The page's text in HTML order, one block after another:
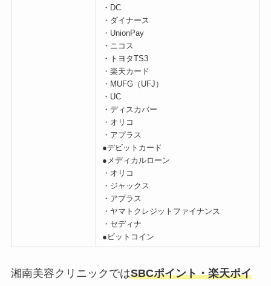
・DC
・ダイナース
・UnionPay
・ニコス
・トヨタTS3
・楽天カード
・MUFG（UFJ）
・UC
・ディスカバー
・オリコ
・アプラス
●デビットカード
●メディカルローン
・オリコ
・ジャックス
・アプラス
・ヤマトクレジットファイナンス
・セディナ
●ビットコイン
湘南美容クリニックではSBCポイント・楽天ポイ